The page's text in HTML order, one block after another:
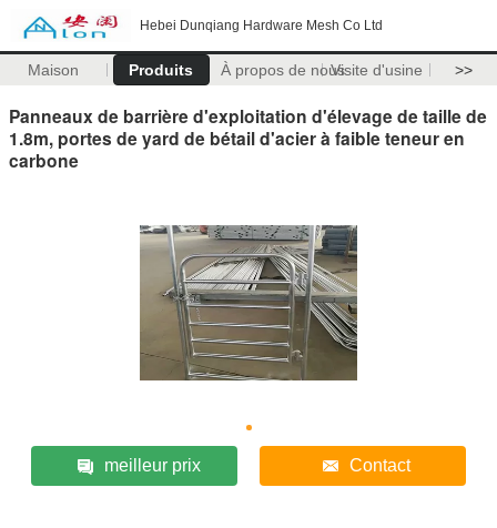
Hebei Dunqiang Hardware Mesh Co Ltd
Maison Produits À propos de nousVisite d'usine >>
Panneaux de barrière d'exploitation d'élevage de taille de
1.8m, portes de yard de bétail d'acier à faible teneur en
carbone
meilleur prix Contact